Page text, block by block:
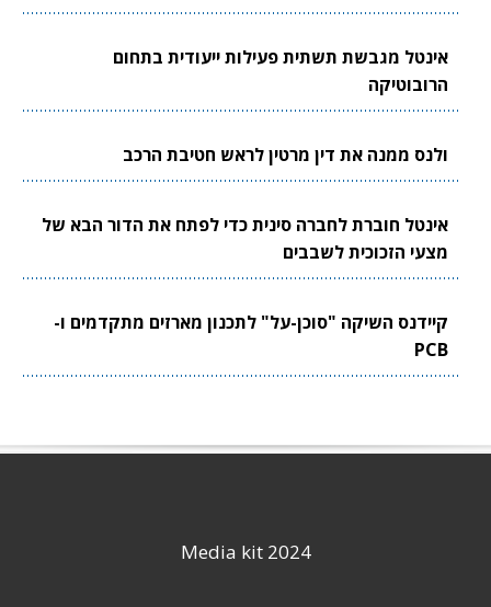
אינטל מגבשת תשתית פעילות ייעודית בתחום
הרובוטיקה
ולנס ממנה את דין מרטין לראש חטיבת הרכב
אינטל חוברת לחברה סינית כדי לפתח את הדור הבא של
מצעי הזכוכית לשבבים
קיידנס השיקה "סוכן-על" לתכנון מארזים מתקדמים ו-
PCB
Media kit 2024